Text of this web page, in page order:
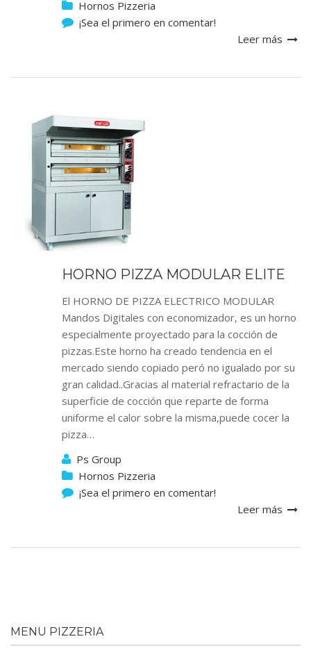
Hornos Pizzeria
¡Sea el primero en comentar!
Leer más
HORNO PIZZA MODULAR ELITE
El HORNO DE PIZZA ELECTRICO MODULAR
Mandos Digitales con economizador, es un horno
especialmente proyectado para la cocción de
pizzas.Este horno ha creado tendencia en el
mercado siendo copiado peró no igualado por su
gran calidad..Gracias al material refractario de la
superficie de cocción que reparte de forma
uniforme el calor sobre la misma,puede cocer la
pizza…
Ps Group
Hornos Pizzeria
¡Sea el primero en comentar!
Leer más
MENU PIZZERIA